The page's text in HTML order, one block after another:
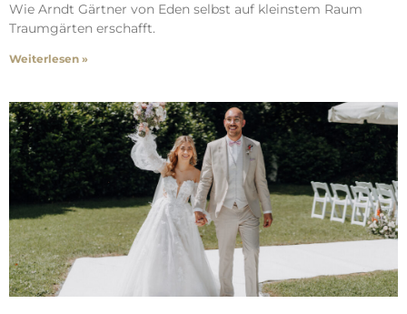
Wie Arndt Gärtner von Eden selbst auf kleinstem Raum
Traumgärten erschafft.
Weiterlesen »